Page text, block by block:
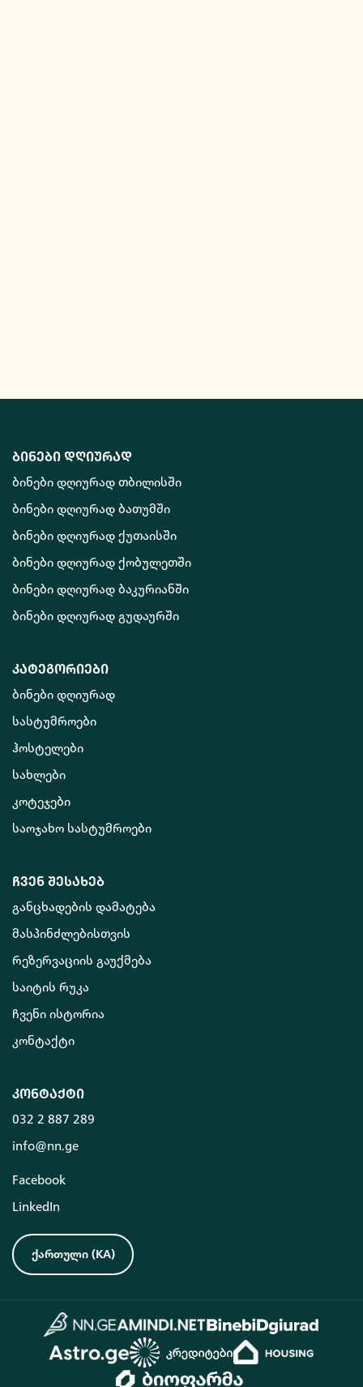
ბინები დღიურად
ბინები დღიურად თბილისში
ბინები დღიურად ბათუმში
ბინები დღიურად ქუთაისში
ბინები დღიურად ქობულეთში
ბინები დღიურად ბაკურიანში
ბინები დღიურად გუდაურში
კატეგორიები
ბინები დღიურად
სასტუმროები
ჰოსტელები
სახლები
კოტეჯები
საოჯახო სასტუმროები
ჩვენ შესახებ
განცხადების დამატება
მასპინძლებისთვის
რეზერვაციის გაუქმება
საიტის რუკა
ჩვენი ისტორია
კონტაქტი
კონტაქტი
032 2 887 289
info@nn.ge
Facebook
LinkedIn
ქართული (KA)